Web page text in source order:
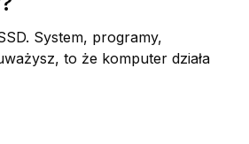
System, programy,
to że komputer działa